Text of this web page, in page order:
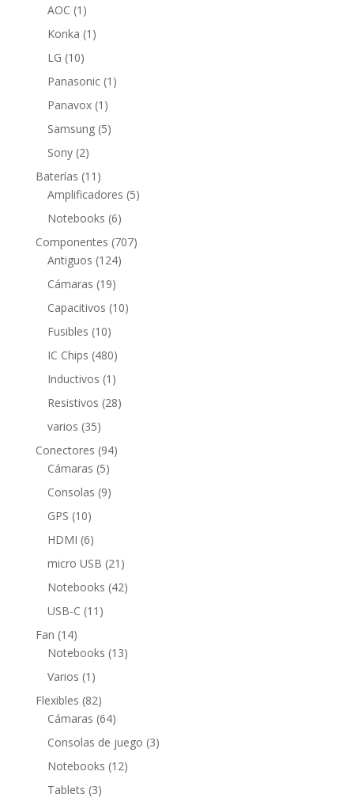
AOC 1 1
producto
Konka 1 1
LG 1010
productos
Panasonic 1 1
Panavox 1 1
producto
Samsung 55
Sony 22
productos
Baterías 11 11
productos
Amplificadores 55
Notebooks 66
productos
Componentes 707707
Antiguos 124124
Cámaras 1919
productos
Capacitivos 1010
Fusibles 1010
productos
IC Chips 480480
productos
Inductivos 1 1
producto
Resistivos 2828
varios 3535
productos
Conectores 9494
Cámaras 55
productos
Consolas 99
GPS 1010
productos
HDMI 66
productos
micro USB 21 21
productos
Notebooks 4242
USB-C 11 11
Fan 1414
productos
Notebooks 1313
Varios 1 1
producto
Flexibles 8282
productos
Cámaras 6464
productos
Consolas de juego 33
Notebooks 1212
Tablets 33